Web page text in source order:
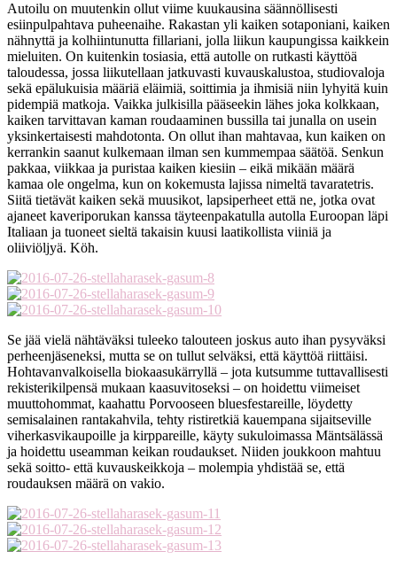
Autoilu on muutenkin ollut viime kuukausina säännöllisesti
esiinpulpahtava puheenaihe. Rakastan yli kaiken sotaponiani, kaiken
nähnyttä ja kolhiintunutta fillariani, jolla liikun kaupungissa kaikkein
mieluiten. On kuitenkin tosiasia, että autolle on rutkasti käyttöä
taloudessa, jossa liikutellaan jatkuvasti kuvauskalustoa, studiovaloja
sekä epälukuisia määriä eläimiä, soittimia ja ihmisiä niin lyhyitä kuin
pidempiä matkoja. Vaikka julkisilla pääseekin lähes joka kolkkaan,
kaiken tarvittavan kaman roudaaminen bussilla tai junalla on usein
yksinkertaisesti mahdotonta. On ollut ihan mahtavaa, kun kaiken on
kerrankin saanut kulkemaan ilman sen kummempaa säätöä. Senkun
pakkaa, viikkaa ja puristaa kaiken kiesiin – eikä mikään määrä
kamaa ole ongelma, kun on kokemusta lajissa nimeltä tavaratetris.
Siitä tietävät kaiken sekä muusikot, lapsiperheet että ne, jotka ovat
ajaneet kaveriporukan kanssa täyteenpakatulla autolla Euroopan läpi
Italiaan ja tuoneet sieltä takaisin kuusi laatikollista viiniä ja
oliiviöljyä. Köh.
Se jää vielä nähtäväksi tuleeko talouteen joskus auto ihan pysyväksi
perheenjäseneksi, mutta se on tullut selväksi, että käyttöä riittäisi.
Hohtavanvalkoisella biokaasukärryllä – jota kutsumme tuttavallisesti
rekisterikilpensä mukaan kaasuvitoseksi – on hoidettu viimeiset
muuttohommat, kaahattu Porvooseen bluesfestareille, löydetty
semisalainen rantakahvila, tehty ristiretkiä kauempana sijaitseville
viherkasvikaupoille ja kirppareille, käyty sukuloimassa Mäntsälässä
ja hoidettu useamman keikan roudaukset. Niiden joukkoon mahtuu
sekä soitto- että kuvauskeikkoja – molempia yhdistää se, että
roudauksen määrä on vakio.